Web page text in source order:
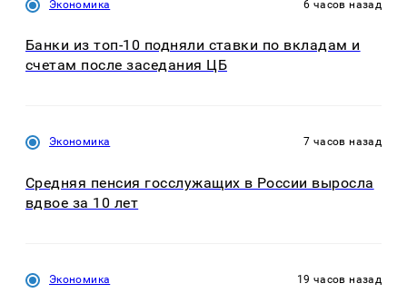
Экономика 6 часов назад
Банки из топ-10 подняли ставки по вкладам и
счетам после заседания ЦБ
Экономика 7 часов назад
Средняя пенсия госслужащих в России выросла
вдвое за 10 лет
Экономика 19 часов назад